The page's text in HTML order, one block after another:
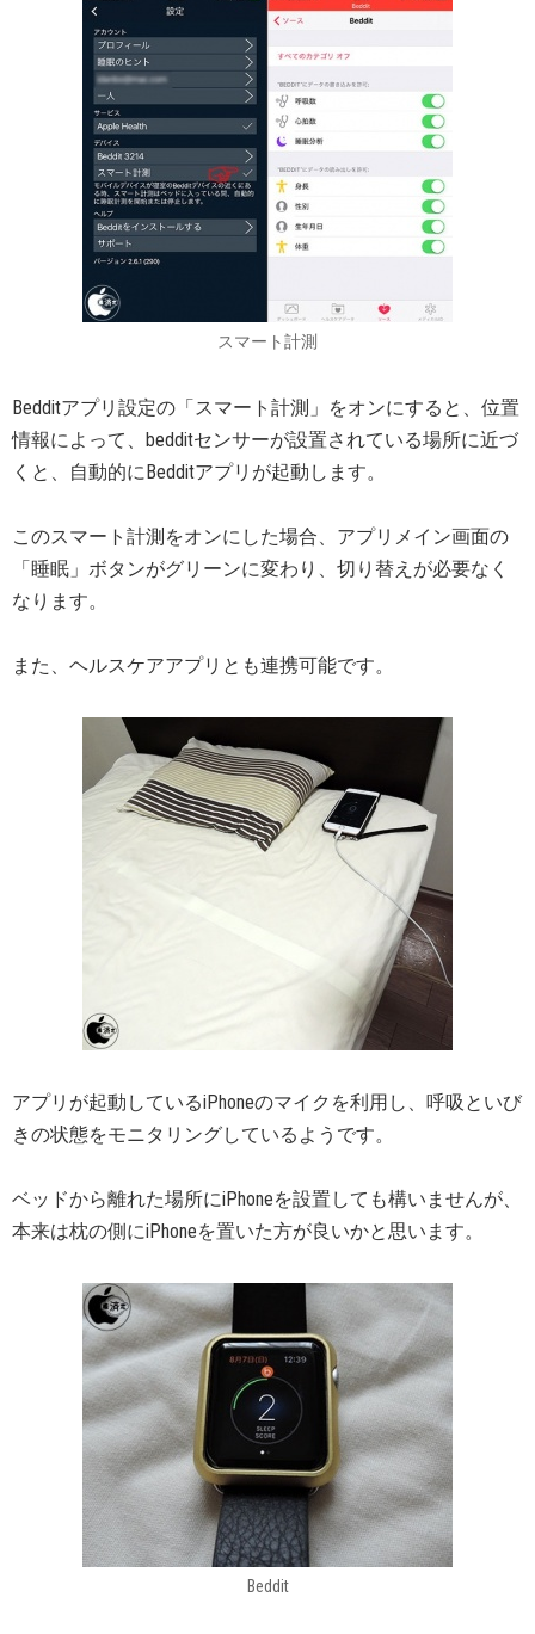
スマート計測
Bedditアプリ設定の「スマート計測」をオンにすると、位置
情報によって、bedditセンサーが設置されている場所に近づ
くと、自動的にBedditアプリが起動します。
このスマート計測をオンにした場合、アプリメイン画面の
「睡眠」ボタンがグリーンに変わり、切り替えが必要なく
なります。
また、ヘルスケアアプリとも連携可能です。
アプリが起動しているiPhoneのマイクを利用し、呼吸といび
きの状態をモニタリングしているようです。
ベッドから離れた場所にiPhoneを設置しても構いませんが、
本来は枕の側にiPhoneを置いた方が良いかと思います。
Beddit